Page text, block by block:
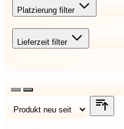
Platzierung filter
Lieferzeit filter